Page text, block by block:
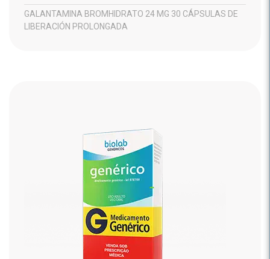
GALANTAMINA BROMHIDRATO 24 MG 30 CÁPSULAS DE
LIBERACIÓN PROLONGADA